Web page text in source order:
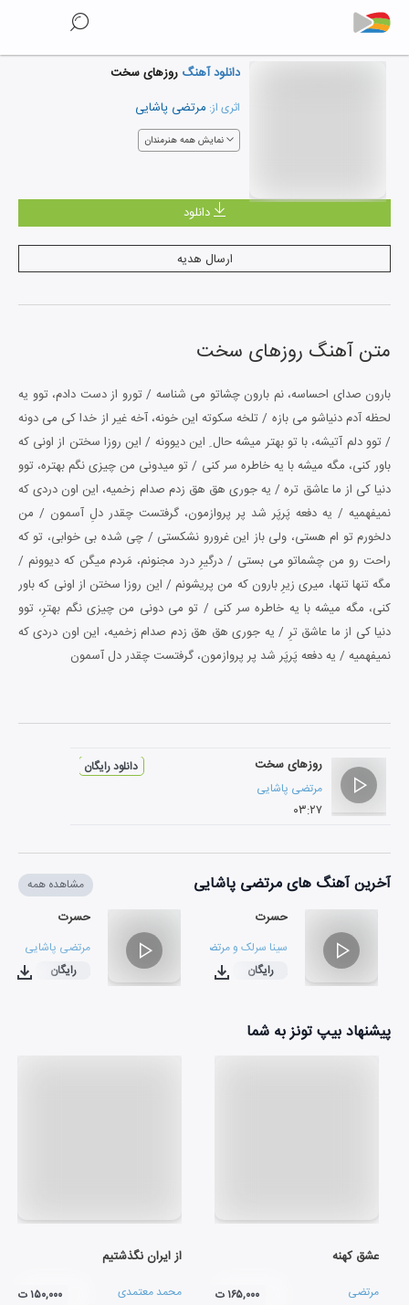
دانلود آهنگ روزهای سخت
اثری از: مرتضی پاشایی
نمایش همه هنرمندان
دانلود
ارسال هدیه
متن آهنگ روزهای سخت
بارون صدای احساسه، نم بارون چشاتو می شناسه / تورو از دست دادم، توو یه
لحظه آدم دنیاشو می بازه / تلخه سکوته این خونه، آخه غیر از خدا کی می دونه
/ توو دلم آتیشه، با تو بهتر میشه حال ِ این دیوونه / این روزا سختن از اونی که
باور کنی، مگه میشه با یه خاطره سر کنی / تو میدونی من چیزی نگم بهتره، توو
دنیا کی از ما عاشق تره / یه جوری هق هق زدم صدام زخمیه، این اون دردی که
نمیفهمیه / یه دفعه پَرپَر شد پر پروازمون، گرفتست چقدر دلِ آسمون / من
دلخورم تو ام هستی، ولی باز این غرورو نشکستی / چی شده بی خوابی، تو که
راحت رو من چشماتو می بستی / درگیرِ درد مجنونم، مَردم میگن که دیوونم /
مگه تنها تنها، میری زیرِ بارون که من پریشونم / این روزا سختن از اونی که باور
کنی، مگه میشه با یه خاطره سر کنی / تو می دونی من چیزی نگم بهترِ، توو
دنیا کی از ما عاشق ترِ / یه جوری هق هق زدم صدام زخمیه، این اون دردی که
نمیفهمیه / یه دفعه پَرپَر شد پر پروازمون، گرفتست چقدر دل آسمون
روزهای سخت
مرتضی پاشایی
۰۳:۲۷
دانلود رایگان
آخرین آهنگ های مرتضی پاشایی مشاهده همه
حسرت
سینا سرلک و مرتضی پاشایی
۰۳:۴۴
رایگان
حسرت
مرتضی پاشایی
۰۳:۴۴
رایگان
پیشنهاد بیپ تونز به شما
عشق کهنه
مرتضی ۱۶۵,۰۰۰ ت
از ایران نگذشتیم
محمد معتمدی ۱۵۰,۰۰۰ ت